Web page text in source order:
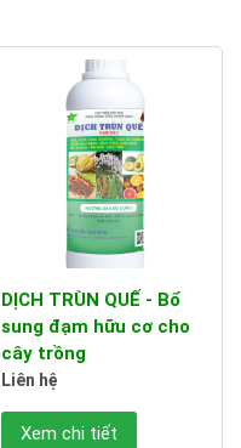
DỊCH TRÙN QUẾ - Bổ
sung đạm hữu cơ cho
cây trồng
Liên hệ
Xem chi tiết